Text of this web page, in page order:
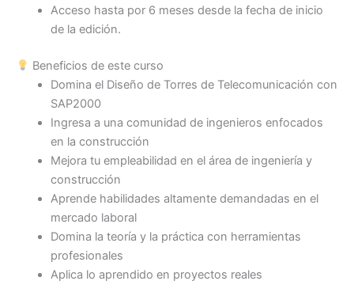
Acceso hasta por 6 meses desde la fecha de inicio
de la edición.
Beneficios de este curso
Domina el Diseño de Torres de Telecomunicación con
SAP2000
Ingresa a una comunidad de ingenieros enfocados
en la construcción
Mejora tu empleabilidad en el área de ingeniería y
construcción
Aprende habilidades altamente demandadas en el
mercado laboral
Domina la teoría y la práctica con herramientas
profesionales
Aplica lo aprendido en proyectos reales